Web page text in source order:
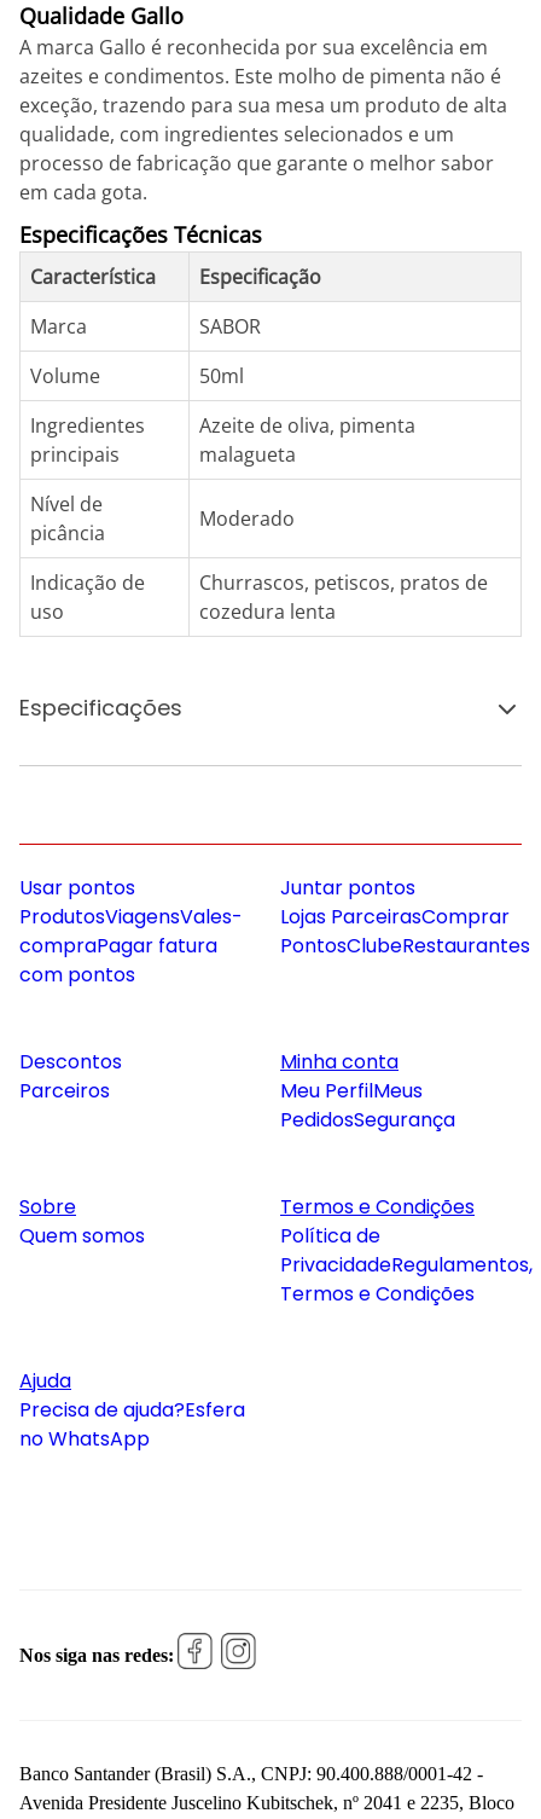
Qualidade Gallo
A marca Gallo é reconhecida por sua excelência em
azeites e condimentos. Este molho de pimenta não é
exceção, trazendo para sua mesa um produto de alta
qualidade, com ingredientes selecionados e um
processo de fabricação que garante o melhor sabor
em cada gota.
Especificações Técnicas
Característica
Especificação
Marca
SABOR
Volume
50ml
Ingredientes
principais
Azeite de oliva, pimenta
malagueta
Nível de
picância
Moderado
Indicação de
uso
Churrascos, petiscos, pratos de
cozedura lenta
Especificações
Usar pontos
ProdutosViagensVales-
compraPagar fatura
com pontos
Juntar pontos
Lojas ParceirasComprar
PontosClubeRestaurantes
Descontos
Parceiros
Minha conta
Meu PerfilMeus
PedidosSegurança
Sobre
Quem somos
Termos e Condições
Política de
PrivacidadeRegulamentos,
Termos e Condições
Ajuda
Precisa de ajuda?Esfera
no WhatsApp
Nos siga nas redes:
Banco Santander (Brasil) S.A., CNPJ: 90.400.888/0001-42 -
Avenida Presidente Juscelino Kubitschek, nº 2041 e 2235, Bloco